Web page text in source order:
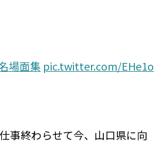
場面集 pic.twitter.com/EHe1o
事終わらせて今、山口県に向